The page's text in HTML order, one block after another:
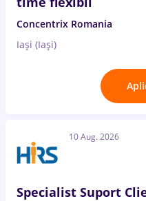
Concentrix Romania
Iași (Iași)
10 Aug. 2026
Specialist Suport